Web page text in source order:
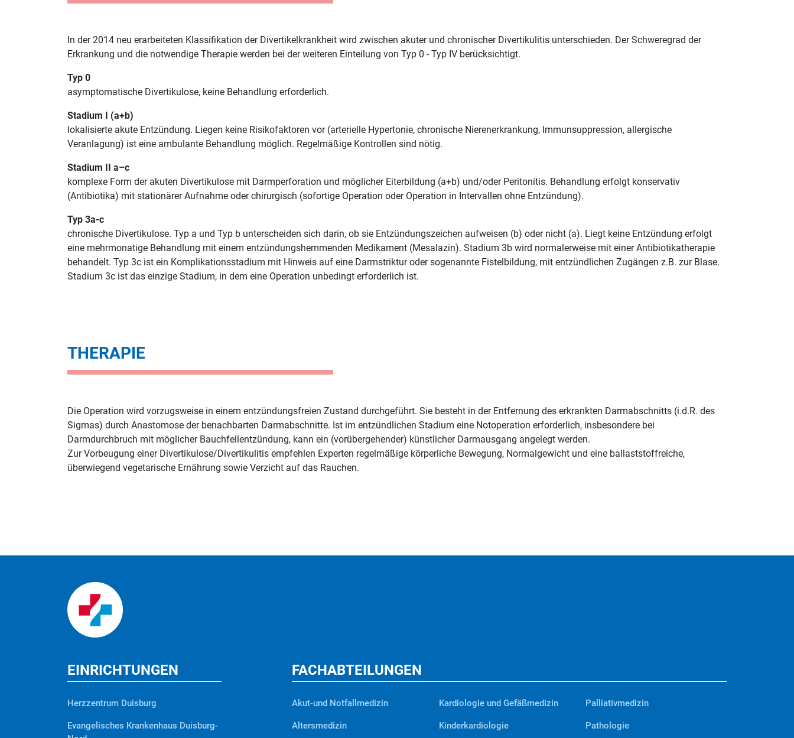
In der 2014 neu erarbeiteten Klassifikation der Divertikelkrankheit wird zwischen akuter und chronischer Divertikulitis unterschieden. Der Schweregrad der
Erkrankung und die notwendige Therapie werden bei der weiteren Einteilung von Typ 0 - Typ IV berücksichtigt.
Typ 0
asymptomatische Divertikulose, keine Behandlung erforderlich.
Stadium I (a+b)
lokalisierte akute Entzündung. Liegen keine Risikofaktoren vor (arterielle Hypertonie, chronische Nierenerkrankung, Immunsuppression, allergische
Veranlagung) ist eine ambulante Behandlung möglich. Regelmäßige Kontrollen sind nötig.
Stadium II a–c
komplexe Form der akuten Divertikulose mit Darmperforation und möglicher Eiterbildung (a+b) und/oder Peritonitis. Behandlung erfolgt konservativ
(Antibiotika) mit stationärer Aufnahme oder chirurgisch (sofortige Operation oder Operation in Intervallen ohne Entzündung).
Typ 3a-c
chronische Divertikulose. Typ a und Typ b unterscheiden sich darin, ob sie Entzündungszeichen aufweisen (b) oder nicht (a). Liegt keine Entzündung erfolgt
eine mehrmonatige Behandlung mit einem entzündungshemmenden Medikament (Mesalazin). Stadium 3b wird normalerweise mit einer Antibiotikatherapie
behandelt. Typ 3c ist ein Komplikationsstadium mit Hinweis auf eine Darmstriktur oder sogenannte Fistelbildung, mit entzündlichen Zugängen z.B. zur Blase.
Stadium 3c ist das einzige Stadium, in dem eine Operation unbedingt erforderlich ist.
THERAPIE
Die Operation wird vorzugsweise in einem entzündungsfreien Zustand durchgeführt. Sie besteht in der Entfernung des erkrankten Darmabschnitts (i.d.R. des
Sigmas) durch Anastomose der benachbarten Darmabschnitte. Ist im entzündlichen Stadium eine Notoperation erforderlich, insbesondere bei
Darmdurchbruch mit möglicher Bauchfellentzündung, kann ein (vorübergehender) künstlicher Darmausgang angelegt werden.
Zur Vorbeugung einer Divertikulose/Divertikulitis empfehlen Experten regelmäßige körperliche Bewegung, Normalgewicht und eine ballaststoffreiche,
überwiegend vegetarische Ernährung sowie Verzicht auf das Rauchen.
EINRICHTUNGEN
Herzzentrum Duisburg
Evangelisches Krankenhaus Duisburg-
FACHABTEILUNGEN
Akut-und Notfallmedizin
Altersmedizin
Kardiologie und Gefäßmedizin
Kinderkardiologie
Palliativmedizin
Pathologie